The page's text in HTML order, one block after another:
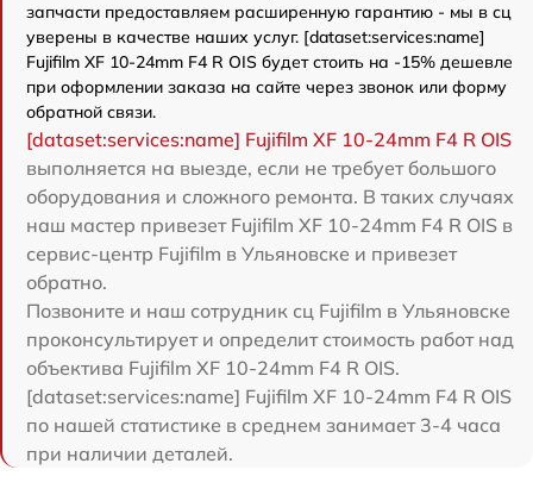
запчасти предоставляем расширенную гарантию - мы в сц
уверены в качестве наших услуг. [dataset:services:name]
Fujifilm XF 10-24mm F4 R OIS будет стоить на -15% дешевле
при оформлении заказа на сайте через звонок или форму
обратной связи.
[dataset:services:name] Fujifilm XF 10-24mm F4 R OIS
выполняется на выезде, если не требует большого
оборудования и сложного ремонта. В таких случаях
наш мастер привезет Fujifilm XF 10-24mm F4 R OIS в
сервис-центр Fujifilm в Ульяновске и привезет
обратно.
Позвоните и наш сотрудник сц Fujifilm в Ульяновске
проконсультирует и определит стоимость работ над
объектива Fujifilm XF 10-24mm F4 R OIS.
[dataset:services:name] Fujifilm XF 10-24mm F4 R OIS
по нашей статистике в среднем занимает 3-4 часа
при наличии деталей.